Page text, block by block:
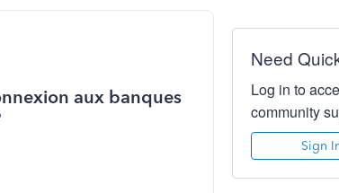
aux banques
Need
Log in to
community
Sign